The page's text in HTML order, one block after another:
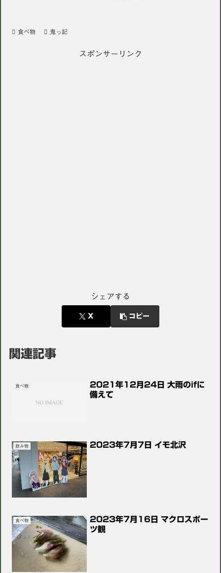
食べ物 鬼っ記
スポンサーリンク
シェアする
X コピー
関連記事
食べ物
2021年12月24日 大雨のifに
備えて
飲み物 2023年7月7日 イモ北沢
食べ物
2023年7月16日 マクロスポー
ツ観